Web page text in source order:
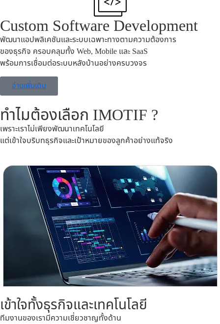
Custom Software Development
พัฒนาแอปพลิเคชันและระบบเฉพาะทางตามความต้องการ
ของธุรกิจ ครอบคลุมทั้ง Web, Mobile และ SaaS
พร้อมการเชื่อมต่อระบบหลังบ้านอย่างครบวงจร
อ่านเพิ่มเติม
ทำไมต้องเลือก IMOTIF ?
เพราะเราไม่เพียงพัฒนาเทคโนโลยี
แต่เข้าใจบริบทธุรกิจและเป้าหมายของลูกค้าอย่างแท้จริง
เข้าใจทั้งธุรกิจและเทคโนโลยี
ทีมงานของเรามีความเชี่ยวชาญทั้งด้าน